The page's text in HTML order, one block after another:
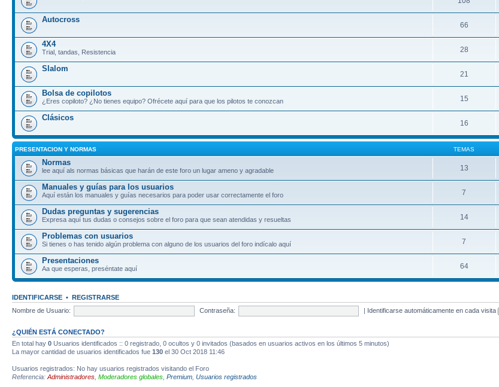
Autocross
66
4X4
Trial, tandas, Resistencia 28
Slalom
21
Bolsa de copilotos
¿Eres copiloto? ¿No tienes equipo? Ofrécete aquí para que los pilotos te conozcan 15
Clásicos
16
PRESENTACION Y NORMAS TEMAS
Normas
lee aquí als normas básicas que harán de este foro un lugar ameno y agradable 13
Manuales y guías para los usuarios
Aquí están los manuales y guías necesarios para poder usar correctamente el foro 7
Dudas preguntas y sugerencias
Expresa aquí tus dudas o consejos sobre el foro para que sean atendidas y resueltas 14
Problemas con usuarios
Si tienes o has tenido algún problema con alguno de los usuarios del foro indícalo aquí 7
Presentaciones
Aa que esperas, preséntate aquí 64
IDENTIFICARSE • REGISTRARSE
Nombre de Usuario:
Contraseña: | Identificarse automáticamente en cada visita
¿QUIÉN ESTÁ CONECTADO?
En total hay 0 Usuarios identificados :: 0 registrado, 0 ocultos y 0 invitados (basados en usuarios activos en los últimos 5 minutos)
La mayor cantidad de usuarios identificados fue 130 el 30 Oct 2018 11:46
Usuarios registrados: No hay usuarios registrados visitando el Foro
Referencia: Administradores Moderadores globales Premium Usuarios registrados